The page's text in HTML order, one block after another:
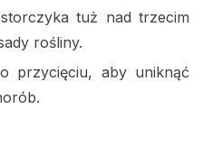
tuż nad trzecim
rośliny.
przycięciu, aby uniknąć